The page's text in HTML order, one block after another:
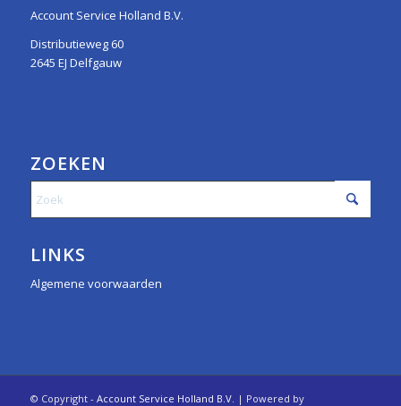
Account Service Holland B.V.
Distributieweg 60
2645 EJ Delfgauw
ZOEKEN
LINKS
Algemene voorwaarden
© Copyright - Account Service Holland B.V. | Powered by